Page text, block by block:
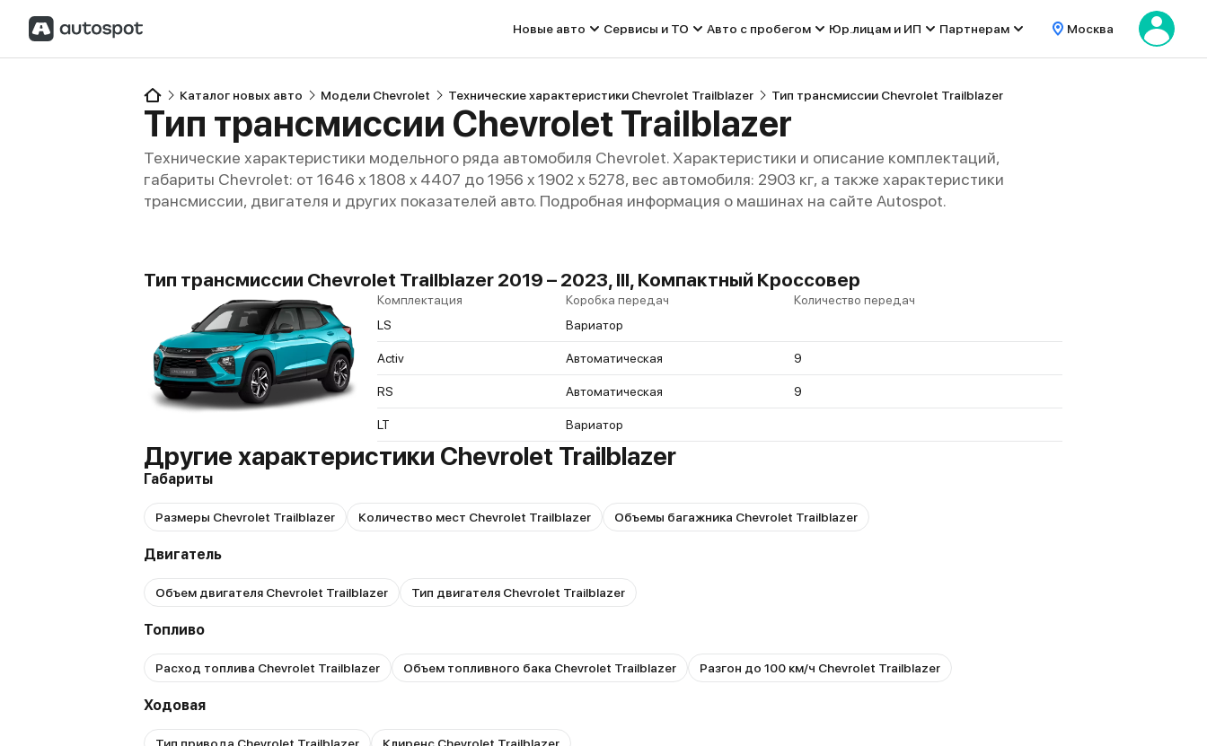
Новые авто Сервисы и ТО Авто с пробегом Юр.лицам и ИП Партнерам Москва
Каталог новых авто Модели Chevrolet Технические характеристики Chevrolet Trailblazer Тип трансмиссии Chevrolet Trailblazer
Тип трансмиссии Chevrolet Trailblazer
Технические характеристики модельного ряда автомобиля Chevrolet. Характеристики и описание комплектаций,
габариты Chevrolet: от 1646 x 1808 x 4407 до 1956 x 1902 x 5278, вес автомобиля: 2903 кг, а также характеристики
трансмиссии, двигателя и других показателей авто. Подробная информация о машинах на сайте Autospot.
Тип трансмиссии Chevrolet Trailblazer 2019 – 2023, III, Компактный Кроссовер
Комплектация Коробка передач
Количество передач
LS
Вариатор
Activ Автоматическая 9
RS Автоматическая 9
LT Вариатор
Другие характеристики Chevrolet Trailblazer
Габариты
Размеры Chevrolet Trailblazer Количество мест Chevrolet Trailblazer Объемы багажника Chevrolet Trailblazer
Двигатель
Объем двигателя Chevrolet Trailblazer Тип двигателя Chevrolet Trailblazer
Топливо
Расход топлива Chevrolet Trailblazer Объем топливного бака Chevrolet Trailblazer Разгон до 100 км/ч Chevrolet Trailblazer
Ходовая